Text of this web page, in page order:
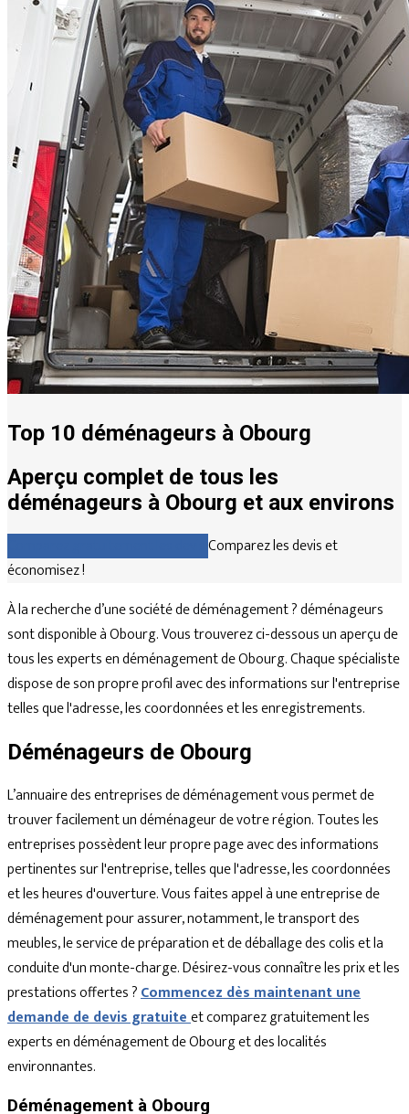
Top 10 déménageurs à Obourg
Aperçu complet de tous les
déménageurs à Obourg et aux environs
Comparez les devis et
économisez !
À la recherche d’une société de déménagement ? déménageurs
sont disponible à Obourg. Vous trouverez ci-dessous un aperçu de
tous les experts en déménagement de Obourg. Chaque spécialiste
dispose de son propre profil avec des informations sur l'entreprise
telles que l'adresse, les coordonnées et les enregistrements.
Déménageurs de Obourg
L’annuaire des entreprises de déménagement vous permet de
trouver facilement un déménageur de votre région. Toutes les
entreprises possèdent leur propre page avec des informations
pertinentes sur l'entreprise, telles que l'adresse, les coordonnées
et les heures d'ouverture. Vous faites appel à une entreprise de
déménagement pour assurer, notamment, le transport des
meubles, le service de préparation et de déballage des colis et la
conduite d'un monte-charge. Désirez-vous connaître les prix et les
prestations offertes ?Commencez dès maintenant une
demande de devis gratuiteet comparez gratuitement les
experts en déménagement de Obourg et des localités
environnantes.
Déménagement à Obourg